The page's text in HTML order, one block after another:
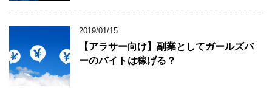
2019/01/15
【アラサー向け】副業としてガールズバ
ーのバイトは稼げる？